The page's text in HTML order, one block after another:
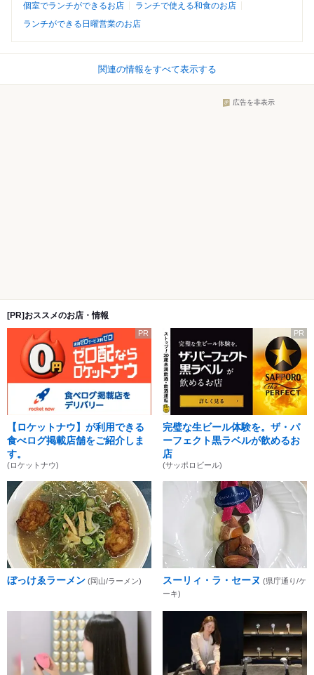
個室でランチができるお店
ランチで使える和食のお店
ランチができる日曜営業のお店
関連の情報をすべて表示する
広告を非表示
[PR]おススメのお店・情報
PR
【ロケットナウ】が利用できる
食べログ掲載店舗をご紹介しま
す。
(ロケットナウ)
PR
完璧な生ビール体験を。ザ・パ
ーフェクト黒ラベルが飲めるお
店
(サッポロビール)
ぼっけゑラーメン (岡山/ラーメン) スーリィ・ラ・セーヌ (県庁通り/ケ
ーキ)